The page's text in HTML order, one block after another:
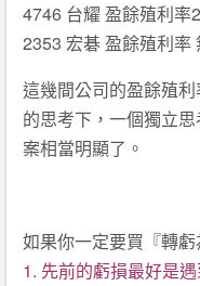
4746 台耀 盈餘殖利率
2353 宏碁 盈餘殖利率
這幾間公司的盈餘殖
的思考下，一個獨立
案相當明顯了。
如果你一定要買『轉
1. 先前的虧損最好是